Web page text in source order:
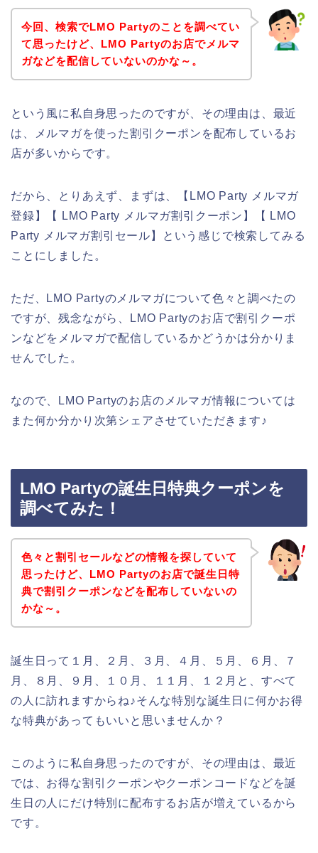
今回、検索でLMO Partyのことを調べてい
て思ったけど、LMO Partyのお店でメルマ
ガなどを配信していないのかな～。
という風に私自身思ったのですが、その理由は、最近
は、メルマガを使った割引クーポンを配布しているお
店が多いからです。
だから、とりあえず、まずは、【LMO Party メルマガ
登録】【 LMO Party メルマガ割引クーポン】【 LMO
Party メルマガ割引セール】という感じで検索してみる
ことにしました。
ただ、LMO Partyのメルマガについて色々と調べたの
ですが、残念ながら、LMO Partyのお店で割引クーポ
ンなどをメルマガで配信しているかどうかは分かりま
せんでした。
なので、LMO Partyのお店のメルマガ情報については
また何か分かり次第シェアさせていただきます♪
LMO Partyの誕生日特典クーポンを
調べてみた！
色々と割引セールなどの情報を探していて
思ったけど、LMO Partyのお店で誕生日特
典で割引クーポンなどを配布していないの
かな～。
誕生日って１月、２月、３月、４月、５月、６月、７
月、８月、９月、１０月、１１月、１２月と、すべて
の人に訪れますからね♪そんな特別な誕生日に何かお得
な特典があってもいいと思いませんか？
このように私自身思ったのですが、その理由は、最近
では、お得な割引クーポンやクーポンコードなどを誕
生日の人にだけ特別に配布するお店が増えているから
です。